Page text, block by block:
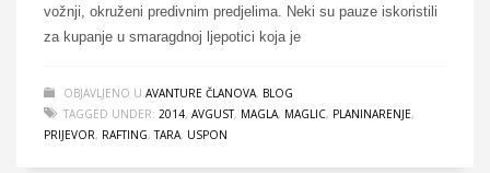
vožnji, okruženi predivnim predjelima. Neki su pauze iskoristili
za kupanje u smaragdnoj ljepotici koja je
OBJAVLJENO U AVANTURE ČLANOVA, BLOG
TAGGED UNDER: 2014, AVGUST, MAGLA, MAGLIC, PLANINARENJE,
PRIJEVOR, RAFTING,TARA, USPON